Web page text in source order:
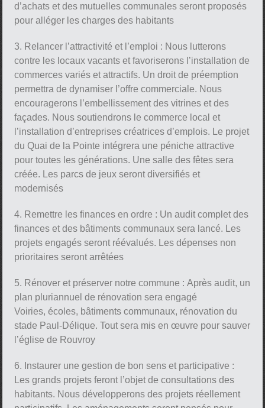
d’achats et des mutuelles communales seront proposés
pour alléger les charges des habitants
3. Relancer l’attractivité et l’emploi : Nous lutterons
contre les locaux vacants et favoriserons l’installation de
commerces variés et attractifs. Un droit de préemption
permettra de dynamiser l’offre commerciale. Nous
encouragerons l’embellissement des vitrines et des
façades. Nous soutiendrons le commerce local et
l’installation d’entreprises créatrices d’emplois. Le projet
du Quai de la Pointe intégrera une péniche attractive
pour toutes les générations. Une salle des fêtes sera
créée. Les parcs de jeux seront diversifiés et
modernisés
4. Remettre les finances en ordre : Un audit complet des
finances et des bâtiments communaux sera lancé. Les
projets engagés seront réévalués. Les dépenses non
prioritaires seront arrêtées
5. Rénover et préserver notre commune : Après audit, un
plan pluriannuel de rénovation sera engagé
Voiries, écoles, bâtiments communaux, rénovation du
stade Paul-Délique. Tout sera mis en œuvre pour sauver
l’église de Rouvroy
6. Instaurer une gestion de bon sens et participative :
Les grands projets feront l’objet de consultations des
habitants. Nous développerons des projets réellement